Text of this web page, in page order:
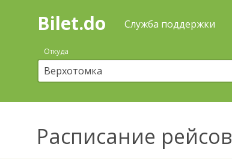
Поиск
покупка
билетов
автобус
онлайн
Bilet.do Служба поддержки
Откуда
Расписание рейсов